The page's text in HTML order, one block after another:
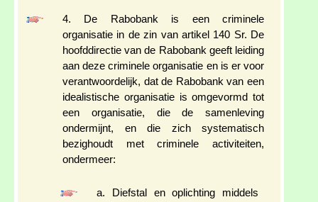
4. De Rabobank is een criminele
organisatie in de zin van artikel 140 Sr. De
hoofddirectie van de Rabobank geeft leiding
aan deze criminele organisatie en is er voor
verantwoordelijk, dat de Rabobank van een
idealistische organisatie is omgevormd tot
een organisatie, die de samenleving
ondermijnt, en die zich systematisch
bezighoudt met criminele activiteiten,
ondermeer:
a. Diefstal en oplichting middels